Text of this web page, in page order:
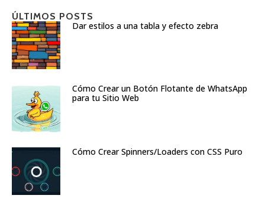
ÚLTIMOS POSTS
Dar estilos a una tabla y efecto zebra
Cómo Crear un Botón Flotante de WhatsApp
para tu Sitio Web
Cómo Crear Spinners/Loaders con CSS Puro